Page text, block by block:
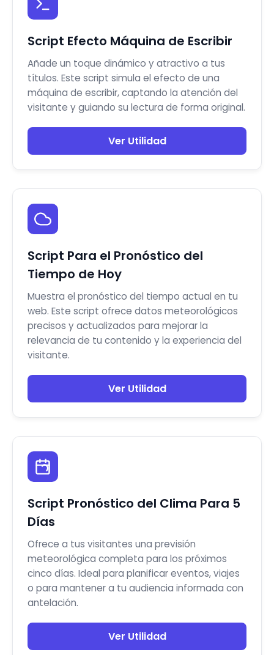
Script Efecto Máquina de Escribir
Añade un toque dinámico y atractivo a tus
títulos. Este script simula el efecto de una
máquina de escribir, captando la atención del
visitante y guiando su lectura de forma original.
Ver Utilidad
Script Para el Pronóstico del
Tiempo de Hoy
Muestra el pronóstico del tiempo actual en tu
web. Este script ofrece datos meteorológicos
precisos y actualizados para mejorar la
relevancia de tu contenido y la experiencia del
visitante.
Ver Utilidad
Script Pronóstico del Clima Para 5
Días
Ofrece a tus visitantes una previsión
meteorológica completa para los próximos
cinco días. Ideal para planificar eventos, viajes
o para mantener a tu audiencia informada con
antelación.
Ver Utilidad